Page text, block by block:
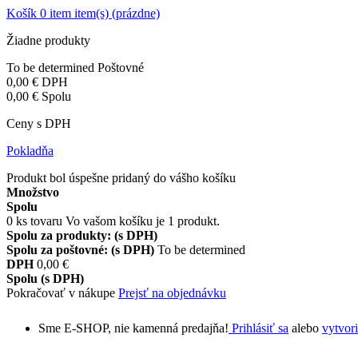
Košík 0 item item(s) (prázdne)
Žiadne produkty
To be determined Poštovné
0,00 € DPH
0,00 € Spolu
Ceny s DPH
Pokladňa
Produkt bol úspešne pridaný do vášho košíku
Množstvo
Spolu
0 ks tovaru Vo vašom košíku je 1 produkt.
Spolu za produkty: (s DPH)
Spolu za poštovné: (s DPH) To be determined
DPH 0,00 €
Spolu (s DPH)
Pokračovať v nákupe Prejsť na objednávku
Sme E-SHOP, nie kamenná predajňa! Prihlásiť sa alebo